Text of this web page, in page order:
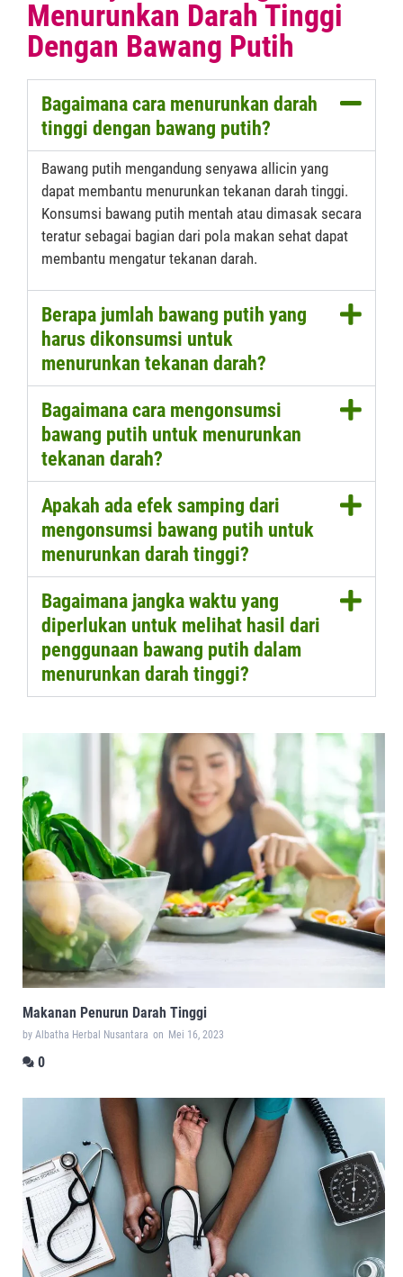
Menurunkan Darah Tinggi
Dengan Bawang Putih
Bagaimana cara menurunkan darah
tinggi dengan bawang putih?
Bawang putih mengandung senyawa allicin yang
dapat membantu menurunkan tekanan darah tinggi.
Konsumsi bawang putih mentah atau dimasak secara
teratur sebagai bagian dari pola makan sehat dapat
membantu mengatur tekanan darah.
Berapa jumlah bawang putih yang
harus dikonsumsi untuk
menurunkan tekanan darah?
Bagaimana cara mengonsumsi
bawang putih untuk menurunkan
tekanan darah?
Apakah ada efek samping dari
mengonsumsi bawang putih untuk
menurunkan darah tinggi?
Bagaimana jangka waktu yang
diperlukan untuk melihat hasil dari
penggunaan bawang putih dalam
menurunkan darah tinggi?
Makanan Penurun Darah Tinggi
by Albatha Herbal Nusantara on Mei 16, 2023
0